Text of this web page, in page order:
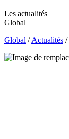
Les actualités
Global
Global /Actualités /